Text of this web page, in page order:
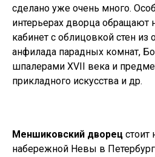
сделано уже очень много.
интерьерах дворца обращают
кабинет с облицовкой стен из
анфилада парадных комнат,
шпалерами XVII века и
прикладного искусства и др.
Меншиковский дворец стоит
набережной Невы в